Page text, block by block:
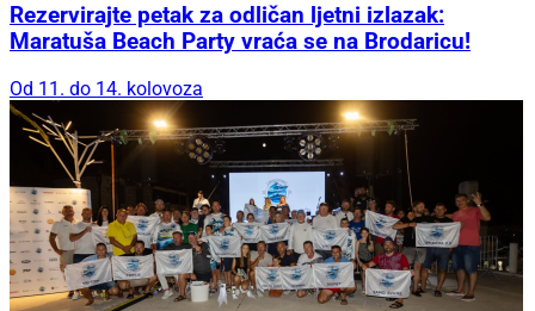
Rezervirajte petak za odličan ljetni izlazak:
Maratuša Beach Party vraća se na Brodaricu!
Od 11. do 14. kolovoza